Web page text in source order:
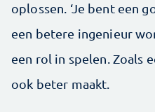
oplossen. ‘Je bent een
een betere ingenieur
een rol in spelen. Zoals
ook beter maakt.